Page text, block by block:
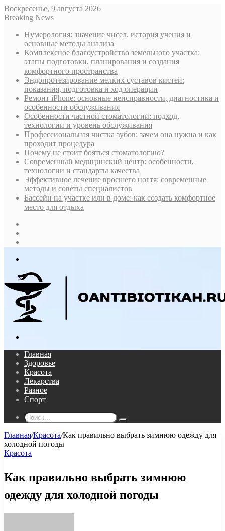
Воскресенье, 9 августа 2026
Breaking News
Нумерология: значение чисел, история учения и
основные методы анализа
Комплексное благоустройство земельного участка:
этапы подготовки, планирования и создания
комфортного пространства
Эндопротезирование мелких суставов кистей:
показания, подготовка и ход операции
Ремонт iPhone: основные неисправности, диагностика и
особенности обслуживания
Особенности частной стоматологии: подход,
технологии и уровень обслуживания
Профессиональная чистка зубов: зачем она нужна и как
проходит процедура
Почему не стоит бояться стоматологию?
Современный медицинский центр: особенности,
технологии и стандарты качества
Эффективное лечение вросшего ногтя: современные
методы и советы специалистов
Бассейн на участке или в доме: как создать комфортное
место для отдыха
Главная
Здоровье
Красота
Лекарства
Разное
Спорт
Поиск...
Главная/Красота/Как правильно выбрать зимнюю одежду для
холодной погоды
Красота
Как правильно выбрать зимнюю
одежду для холодной погоды